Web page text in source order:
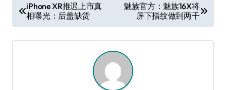
章
导
iPhone XR推迟上市真
相曝光：后盖缺货
魅族官方：魅族16X将
屏下指纹做到两千